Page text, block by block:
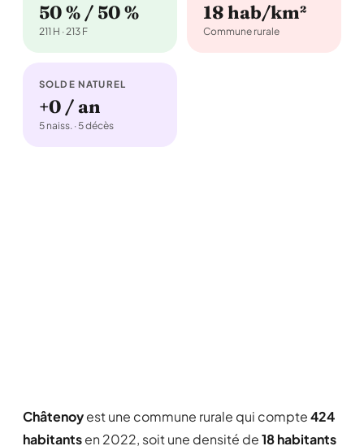
50 % / 50 %
211 H · 213 F
18 hab/km²
Commune rurale
SOLDE NATUREL
+0 / an
5 naiss. · 5 décès
Châtenoyest une commune rurale qui compte424
habitantsen 2022, soit une densité de18 habitants